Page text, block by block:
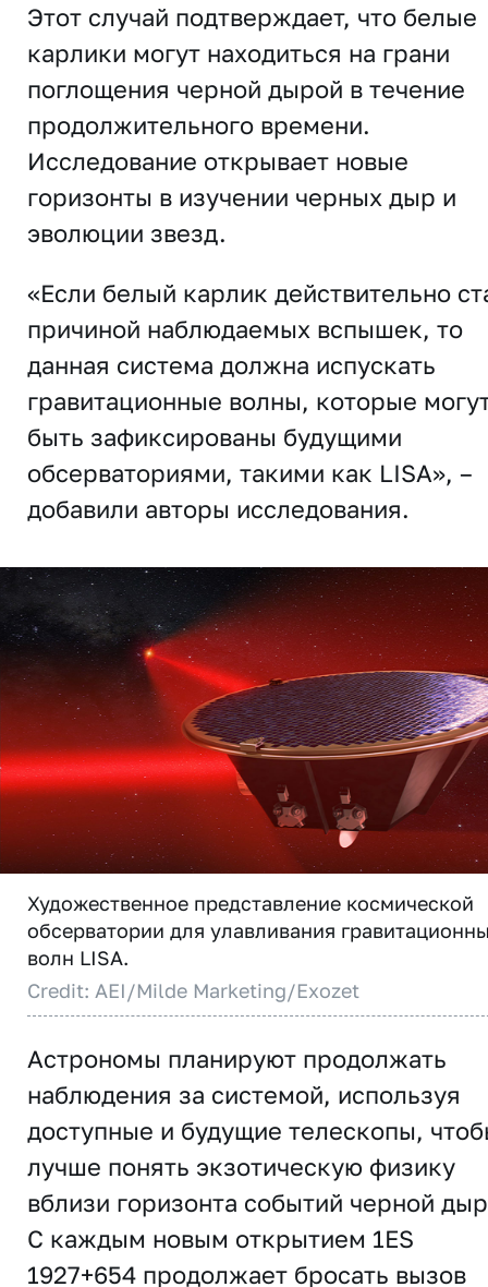
Этот случай подтверждает, что белые
карлики могут находиться на грани
поглощения чeрной дырой в течение
продолжительного времени.
Исследование открывает новые
горизонты в изучении черных дыр и
эволюции звезд.
«Если белый карлик действительно
причиной наблюдаемых вспышек, то
данная система должна испускать
гравитационные волны, которые
быть зафиксированы будущими
обсерваториями, такими как LISA», –
добавили авторы исследования.
Художественное представление космической
обсерватории для улавливания
волн LISA.
Credit: AEI/Milde Marketing/Exozet
Астрономы планируют продолжать
наблюдения за системой, используя
доступные и будущие телескопы,
лучше понять экзотическую физику
вблизи горизонта событий черной
C каждым новым открытием 1ES
1927+654 продолжает бросать вызов